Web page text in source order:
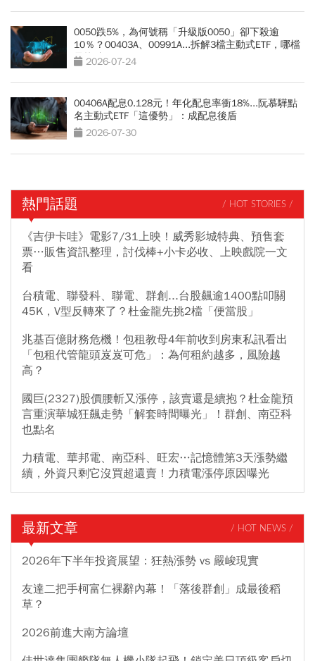
0050跌5%，為何號稱「升級版0050」卻下殺逾
10％？00403A、00991A...拆解3檔主動式ETF，哪檔
最抗跌？
2026-07-24
00406A配息0.128元！年化配息率衝18%...阮慕驊點
名主動式ETF「這優勢」：成配息後盾
2026-07-30
熱門話題 / HOT STORIES /
《吉伊卡哇》電影7/31上映！威秀影城特典、預售套
票…販售資訊整理，討伐棒+小卡必收、上映戲院一文
看
台積電、聯發科、聯電、群創...台股飆逾1400點叩關
45K，V型反轉來了？杜金龍先挑2檔「便當股」
兆基百億財務危機！包租教母4年前收到房東私訊看出
「包租代管龍頭岌岌可危」：為何租約越多，風險越
高？
國巨(2327)股價腰斬又漲停，該賣還是續抱？杜金龍預
言重演華城狂飆走勢「解套時間曝光」！群創、南亞科
也點名
力積電、華邦電、南亞科、旺宏…記憶體第3天漲勢繼
續，外資只剩它沒買超還賣！力積電漲停原因曝光
最新文章 / HOT NEWS /
2026年下半年投資展望：狂熱漲勢 vs 嚴峻現實
友達二把手柯富仁裸辭內幕！「落後群創」成最後稻
草？
2026前進大南方論壇